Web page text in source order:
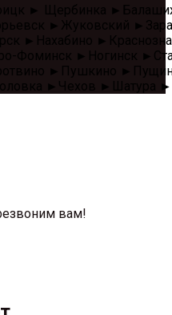
► Щербинка
►Жуковский
►Нахабино
Фоминск ►Ногинск
►Пушкино
►Чехов ►Шатура
вам!